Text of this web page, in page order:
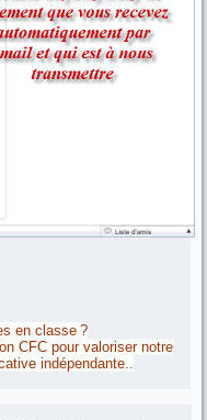
en classe ?
CFC pour valoriser notre
indépendante..